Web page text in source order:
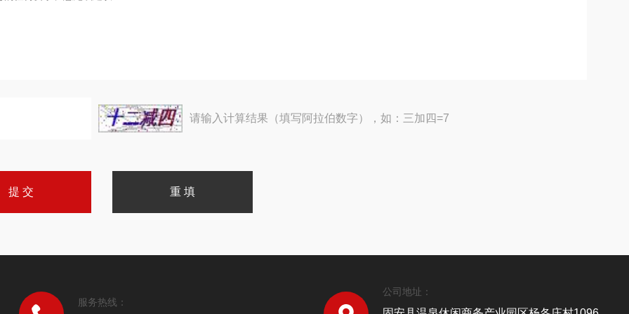
请输入计算结果（填写阿拉伯数字），如：三加四=7
服务热线：
公司地址：